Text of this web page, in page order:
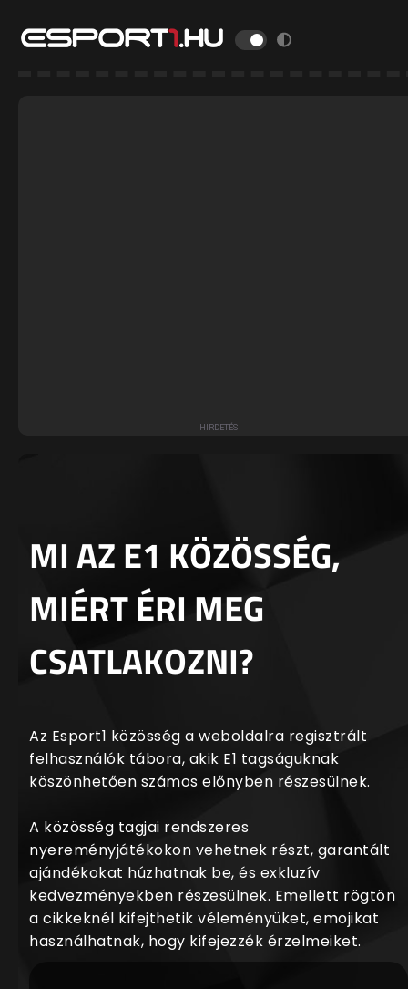
MI AZ E1 KÖZÖSSÉG,
MIÉRT ÉRI MEG
CSATLAKOZNI?
Az Esport1 közösség a weboldalra regisztrált
felhasználók tábora, akik E1 tagságuknak
köszönhetően számos előnyben részesülnek.
A közösség tagjai rendszeres
nyereményjátékokon vehetnek részt, garantált
ajándékokat húzhatnak be, és exkluzív
kedvezményekben részesülnek. Emellett rögtön
a cikkeknél kifejthetik véleményüket, emojikat
használhatnak, hogy kifejezzék érzelmeiket.